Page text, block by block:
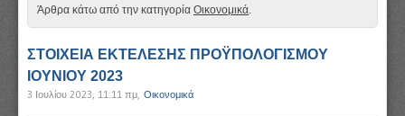
Άρθρα κάτω από την κατηγορία Οικονομικά.
ΣΤΟΙΧΕΙΑ ΕΚΤΕΛΕΣΗΣ ΠΡΟΫΠΟΛΟΓΙΣΜΟΥ
ΙΟΥΝΙΟΥ 2023
3 Ιουλίου 2023, 11:11 πμ, Οικονομικά